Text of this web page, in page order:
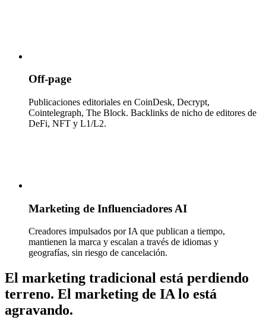
Off-page
Publicaciones editoriales en CoinDesk, Decrypt,
Cointelegraph, The Block. Backlinks de nicho de editores de
DeFi, NFT y L1/L2.
Marketing de Influenciadores AI
Creadores impulsados por IA que publican a tiempo,
mantienen la marca y escalan a través de idiomas y
geografías, sin riesgo de cancelación.
El marketing tradicional está perdiendo
terreno. El marketing de IA lo está
agravando.